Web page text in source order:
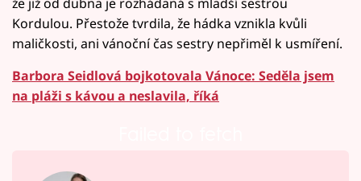
Kordulou. Přestože tvrdila, že hádka vznikla kvůli
maličkosti, ani vánoční čas sestry nepřiměl k usmíření.
Barbora Seidlová bojkotovala Vánoce: Seděla jsem
na pláži s kávou a neslavila, říká